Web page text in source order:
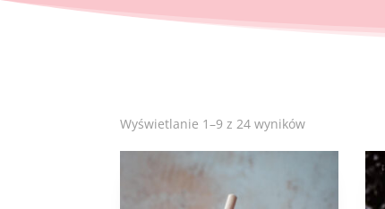
Wyświetlanie 1–9 z 24 wynikówPosortowane
popularności